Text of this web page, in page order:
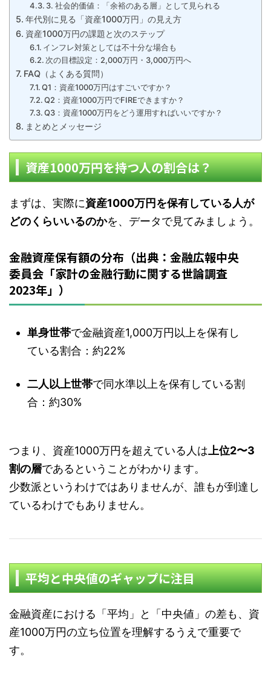
3. 社会的価値：「余裕のある層」として見られる
年代別に見る「資産1000万円」の見え方
資産1000万円の課題と次のステップ
インフレ対策としては不十分な場合も
次の目標設定：2,000万円・3,000万円へ
FAQ（よくある質問）
Q1：資産1000万円はすごいですか？
Q2：資産1000万円でFIREできますか？
Q3：資産1000万円をどう運用すればいいですか？
まとめとメッセージ
資産1000万円を持つ人の割合は？
まずは、実際に資産1000万円を保有している人が
どのくらいいるのかを、データで見てみましょう。
金融資産保有額の分布（出典：金融広報中央
委員会「家計の金融行動に関する世論調査
2023年」）
単身世帯で金融資産1,000万円以上を保有し
ている割合：約22%
二人以上世帯で同水準以上を保有している割
合：約30%
つまり、資産1000万円を超えている人は 上位2〜3
割の層であるということがわかります。
少数派というわけではありませんが、誰もが到達し
ているわけでもありません。
平均と中央値のギャップに注目
金融資産における「平均」と「中央値」の差も、資
産1000万円の立ち位置を理解するうえで重要で
す。